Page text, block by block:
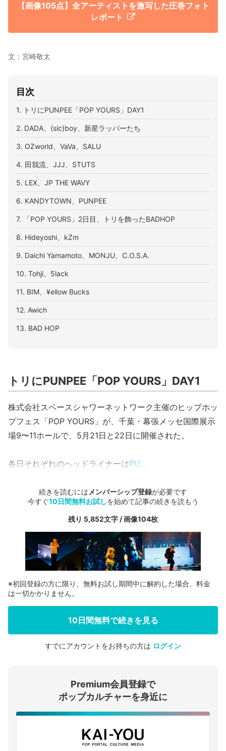
【画像105点】全アーティストを激写した圧巻フォト
レポート
文：宮崎敬太
目次
1. トリにPUNPEE「POP YOURS」DAY1
2. DADA、(sic)boy、新星ラッパーたち
3. OZworld、VaVa、SALU
4. 田我流、JJJ、STUTS
5. LEX、JP THE WAVY
6. KANDYTOWN、PUNPEE
7. 「POP YOURS」2日目、トリを飾ったBADHOP
8. Hideyoshi、kZm
9. Daichi Yamamoto、MONJU、C.O.S.A.
10. Tohji、5lack
11. BIM、¥ellow Bucks
12. Awich
13. BAD HOP
トリにPUNPEE「POP YOURS」DAY1
株式会社スペースシャワーネットワーク主催のヒップホッ
プフェス「POP YOURS」が、千葉・幕張メッセ国際展示
場9〜11ホールで、5月21日と22日に開催された。
各日それぞれのヘッドライナーはPU...
続きを読むには メンバーシップ登録が必要です
今すぐ10日間無料お試しを始めて記事の続きを読もう
残り 5,852文字 / 画像104枚
会員登録する
ログインする
※初回登録の方に限り、無料お試し期間中に解約した場合、料金
は一切かかりません。
10日間無料で続きを見る
すでにアカウントをお持ちの方は ログイン
Premium会員登録で
ポップカルチャーを身近に